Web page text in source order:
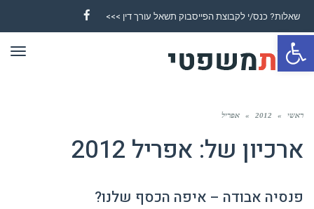
פתח סרגל נגישות
שאלות? כנס/י לקבוצת הפייסבוק תשאל עורך דין >>>
Facebook
ראשי »
2012
» אפריל
ארכיון של: אפריל 2012
פנסיה אבודה – איפה הכסף שלנו?